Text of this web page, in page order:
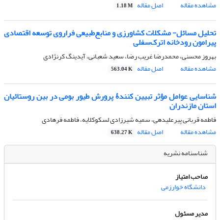
مشاهده مقاله اصل مقاله 1.18 M
تحلیل مسائل- مشکلات کشاورزی و منابع‌طبیعی فراروی توسعه اقتصادی
پیرامون رودخانه اترک‌سفلی
بهروز محسنی، محمدرضا غریب رضا، سعید شعبانی، آیدینگ کرنژادی
مشاهده مقاله
اصل مقاله 563.04 K
شناسایی عوامل مؤثر تبیین کنندۀ پرورش طیور بومی در بین روستائیان
استان مازندران ‌
فاطمه قربانی پیرعلیدهی، سمیه شیرزادی لسکوکلایه، فاطمه فرهادی
مشاهده مقاله
اصل مقاله 638.27 K
شناسنامه نشریه
صاحب امتیاز
دانشگاه خوارزمی
مدیر مسئول